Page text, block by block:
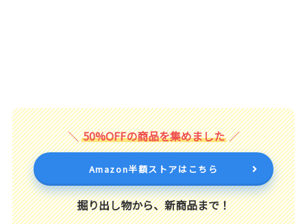
50%OFFの商品を集めました
Amazon半額ストアはこちら
掘り出し物から、新商品まで！